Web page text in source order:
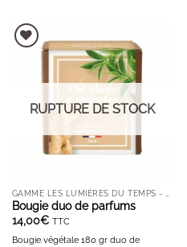
AJOUTER À LA LISTE D'ENVIES
RUPTURE DE STOCK
Bougie duo de parfums
14,00€ TTC
Bougie végétale 180 gr duo de